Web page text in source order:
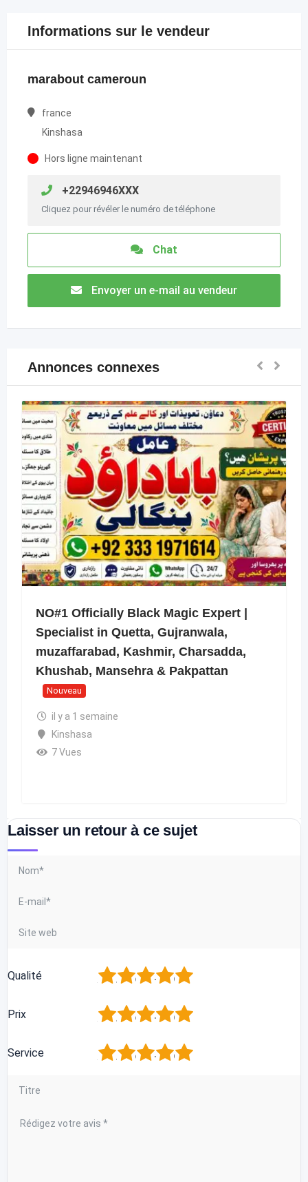
Informations sur le vendeur
marabout cameroun
france
Kinshasa
Hors ligne maintenant
+22946946XXX
Cliquez pour révéler le numéro de téléphone
Chat
Envoyer un e-mail au vendeur
Annonces connexes
NO#1 Officially Black Magic Expert |
Specialist in Quetta, Gujranwala,
muzaffarabad, Kashmir, Charsadda,
Khushab, Mansehra & Pakpattan
Nouveau
il y a 1 semaine
Kinshasa
7 Vues
Laisser un retour à ce sujet
Qualité 5
4
3
2
Prix 5
4
3
2
Service 5
4
3
2